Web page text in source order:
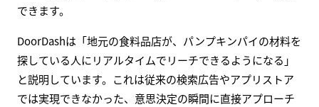
できます。
DoorDashは「地元の食料品店が、パンプキンパイの材料を
探している人にリアルタイムでリーチできるようになる」
と説明しています。これは従来の検索広告やアプリストア
では実現できなかった、意思決定の瞬間に直接アプローチ